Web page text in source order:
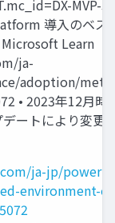
MVP-
導入のベス
Learn
ja-
adoption/
• 2023年12月時
ートにより変更
ja-jp/power-
environment-